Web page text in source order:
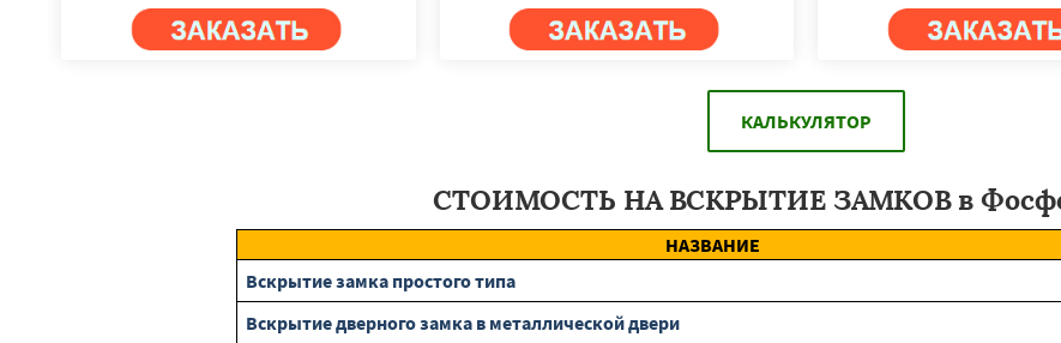
КАЛЬКУЛЯТОР
СТОИМОСТЬ НА ВСКРЫТИЕ ЗАМКОВ в
НАЗВАНИЕ
Вскрытие замка простого типа
Вскрытие дверного замка в металлической двери